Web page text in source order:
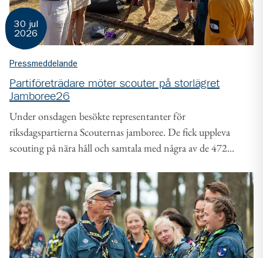
30 jul
2026
Pressmeddelande
Partiföreträdare möter scouter på storlägret
Jamboree26
Under onsdagen besökte representanter för
riksdagspartierna Scouternas jamboree. De fick uppleva
scouting på nära håll och samtala med några av de 472...